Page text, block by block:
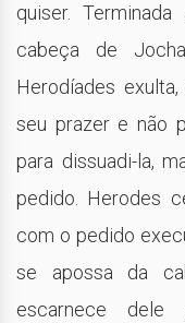
quiser.
cabeça de
Herodíades
seu prazer e não
para dissuadi-la,
pedido. Herodes
com o pedido
se apossa da
escarnece dele